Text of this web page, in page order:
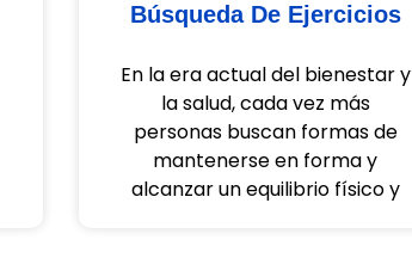
Búsqueda De Ejercicios
En la era actual del bienestar y
la salud, cada vez más
personas buscan formas de
mantenerse en forma y
alcanzar un equilibrio físico y